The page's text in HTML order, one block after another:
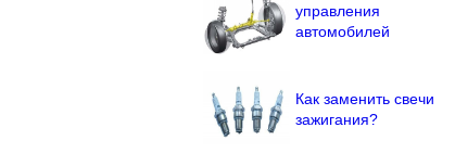
управления
автомобилей
Как заменить свечи
зажигания?